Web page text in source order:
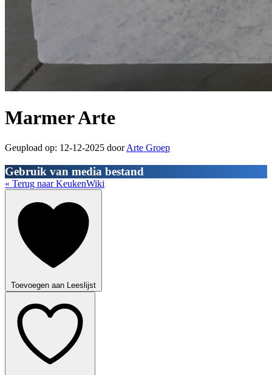
Marmer Arte
Geupload op: 12-12-2025 doorArte Groep
Gebruik van media bestand
« Terug naar KeukenWiki
Toevoegen aan Leeslijst